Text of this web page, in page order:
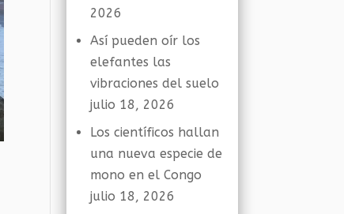
2026
Así pueden oír los
elefantes las
vibraciones del suelo
julio 18, 2026
Los científicos hallan
una nueva especie de
mono en el Congo
julio 18, 2026